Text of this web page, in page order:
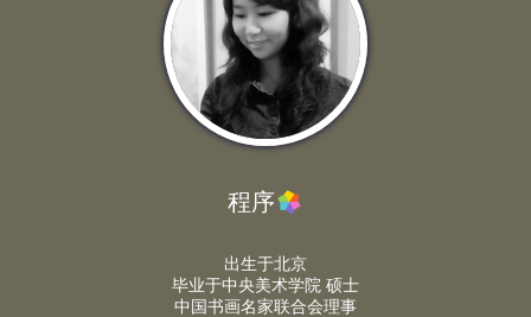
程序
出生于北京
毕业于中央美术学院 硕士
中国书画名家联合会理事